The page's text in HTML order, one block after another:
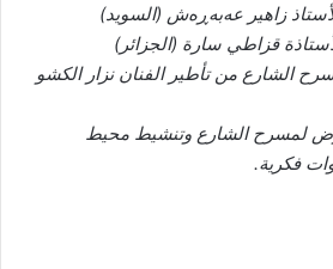
زاهير عەبەڕەش (السويد)
قزاطي سارة (الجزائر)
الشارع من تأطير الفنان نزار الكشو
لمسرح الشارع وتنشيط محيط
فكرية.